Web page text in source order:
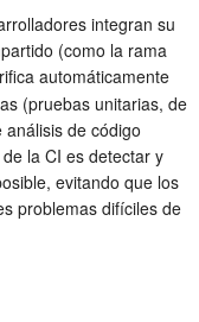
integran su
(como la rama
automáticamente
(pruebas unitarias, de
de código
la CI es detectar y
evitando que los
problemas difíciles de